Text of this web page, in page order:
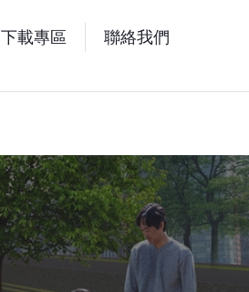
下載專區 聯絡我們